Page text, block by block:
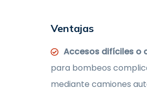
Ventajas
Accesos difíciles o
para bombeos
mediante camiones